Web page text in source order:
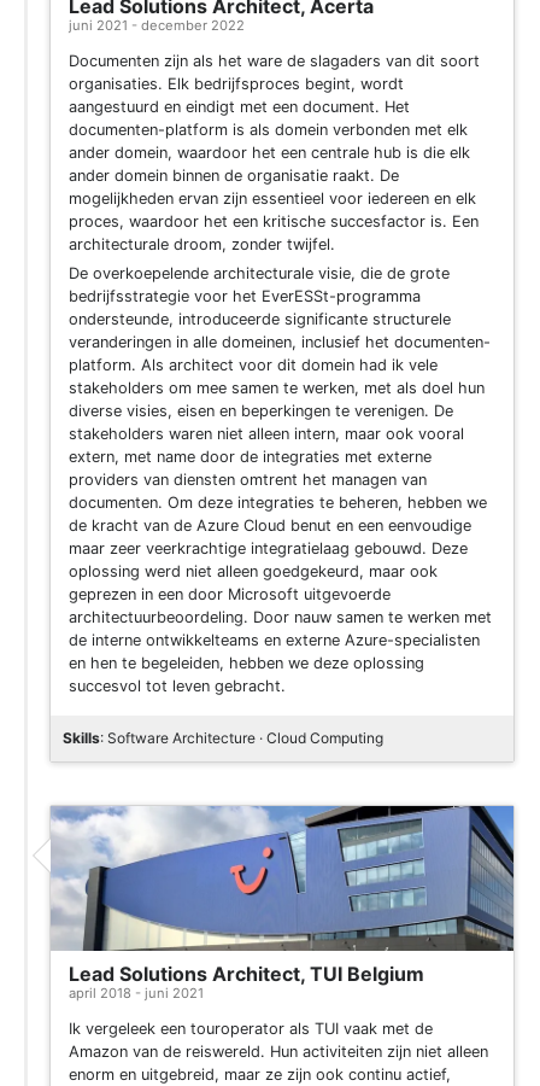
Lead Solutions Architect, Acerta
juni 2021 - december 2022
Documenten zijn als het ware de slagaders van dit soort
organisaties. Elk bedrijfsproces begint, wordt
aangestuurd en eindigt met een document. Het
documenten-platform is als domein verbonden met elk
ander domein, waardoor het een centrale hub is die elk
ander domein binnen de organisatie raakt. De
mogelijkheden ervan zijn essentieel voor iedereen en elk
proces, waardoor het een kritische succesfactor is. Een
architecturale droom, zonder twijfel.
De overkoepelende architecturale visie, die de grote
bedrijfsstrategie voor het EverESSt-programma
ondersteunde, introduceerde significante structurele
veranderingen in alle domeinen, inclusief het documenten-
platform. Als architect voor dit domein had ik vele
stakeholders om mee samen te werken, met als doel hun
diverse visies, eisen en beperkingen te verenigen. De
stakeholders waren niet alleen intern, maar ook vooral
extern, met name door de integraties met externe
providers van diensten omtrent het managen van
documenten. Om deze integraties te beheren, hebben we
de kracht van de Azure Cloud benut en een eenvoudige
maar zeer veerkrachtige integratielaag gebouwd. Deze
oplossing werd niet alleen goedgekeurd, maar ook
geprezen in een door Microsoft uitgevoerde
architectuurbeoordeling. Door nauw samen te werken met
de interne ontwikkelteams en externe Azure-specialisten
en hen te begeleiden, hebben we deze oplossing
succesvol tot leven gebracht.
Skills: Software Architecture · Cloud Computing
Lead Solutions Architect, TUI Belgium
april 2018 - juni 2021
Ik vergeleek een touroperator als TUI vaak met de
Amazon van de reiswereld. Hun activiteiten zijn niet alleen
enorm en uitgebreid, maar ze zijn ook continu actief,